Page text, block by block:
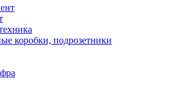
коробки, подрозетники